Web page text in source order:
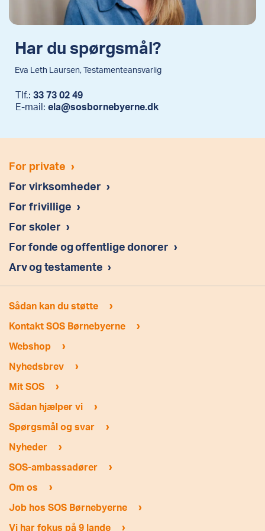
Læs mere om fremtidsfuldmagter
Har du spørgsmål?
Eva Leth Laursen, Testamenteansvarlig
Tlf.: 33 73 02 49
E-mail: ela@sosbornebyerne.dk
For private ›
For virksomheder ›
For frivillige ›
For skoler ›
For fonde og offentlige donorer ›
Arv og testamente ›
Sådan kan du støtte ›
Kontakt SOS Børnebyerne ›
Webshop ›
Nyhedsbrev ›
Mit SOS ›
Sådan hjælper vi ›
Spørgsmål og svar ›
Nyheder ›
SOS-ambassadører ›
Om os ›
Job hos SOS Børnebyerne ›
Vi har fokus på 9 lande ›